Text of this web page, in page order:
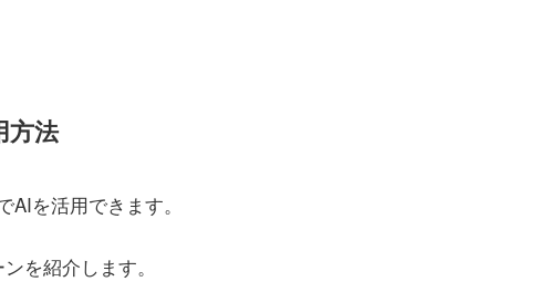
方法
を活用できます。
を紹介します。